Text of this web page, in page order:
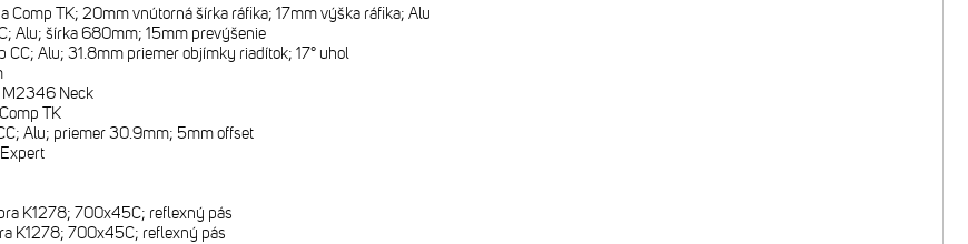
Comp TK; 20mm vnútorná šírka ráfika; 17mm výška ráfika; Alu
Alu; šírka 680mm; 15mm prevýšenie
CC; Alu; 31.8mm priemer objímky riadítok; 17° uhol
M2346 Neck
TK
Alu; priemer 30.9mm; 5mm offset
K1278; 700x45C; reflexný pás
K1278; 700x45C; reflexný pás